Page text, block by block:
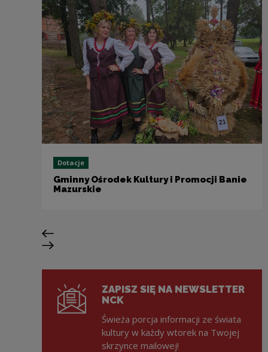
Dotacje
Gminny Ośrodek Kultury i Promocji Banie
Mazurskie
Previous slide
Next slide
ZAPISZ SIĘ NA NEWSLETTER
NCK
Świeża porcja informacji ze świata
kultury w każdy wtorek na Twojej
skrzynce mailowej!